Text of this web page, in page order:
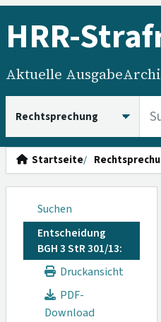
HRR-
Aktuelle Ausgabe
Startseite
Suchen
Entscheidung
BGH 3 StR 301/13:
Druckansicht
PDF-
Download